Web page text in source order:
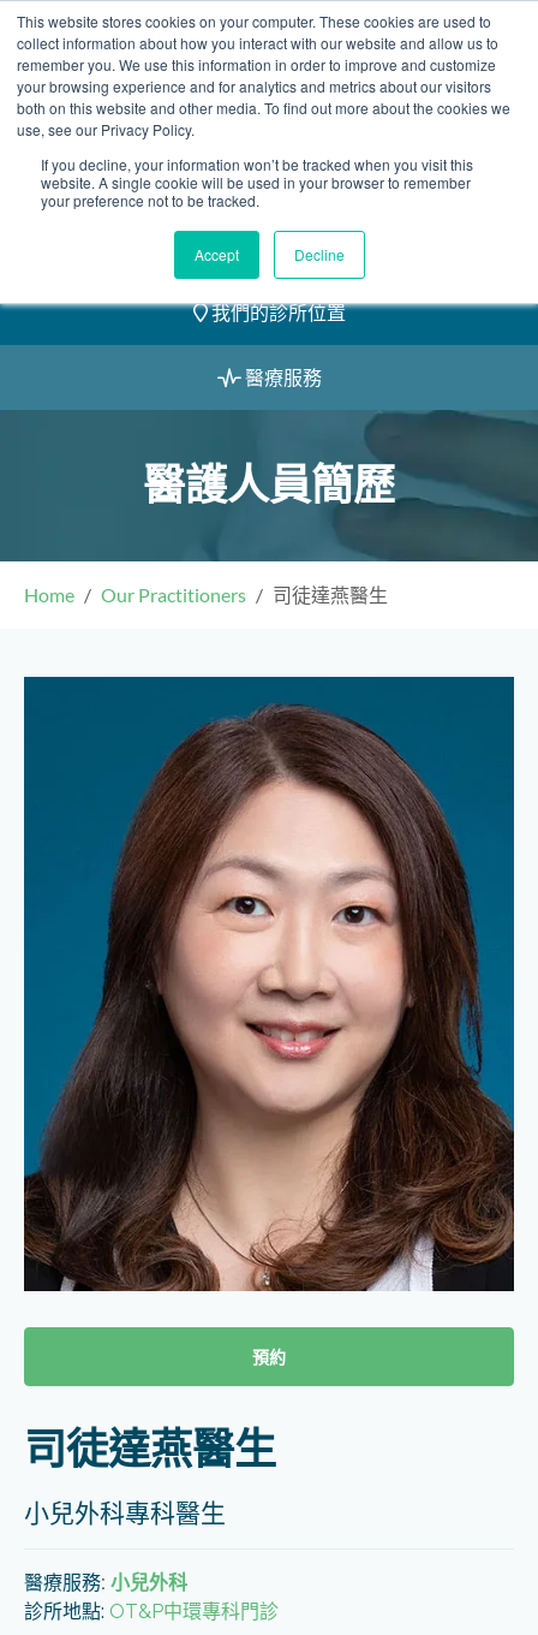
This website stores cookies on your computer. These cookies are used to
collect information about how you interact with our website and allow us to
remember you. We use this information in order to improve and customize
your browsing experience and for analytics and metrics about our visitors
both on this website and other media. To find out more about the cookies we
use, see our Privacy Policy.
If you decline, your information won’t be tracked when you visit this
website. A single cookie will be used in your browser to remember
your preference not to be tracked.
Accept Decline
Skip
to
content
2155 9055
預約
我們的醫護團隊
我們的診所位置
醫療服務
醫護人員簡歷
Home Our Practitioners 司徒達燕醫生
預約
司徒達燕醫生
小兒外科專科醫生
醫療服務: 小兒外科
診所地點: OT&P中環專科門診